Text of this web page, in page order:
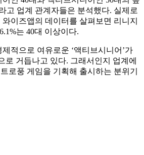
고 업계 관계자들은 분석했다. 실제로
이즈앱의 데이터를 살펴보면 리니지
는 40대 이상이다.
적으로 여유로운 ‘액티브시니어’가
로 거듭나고 있다. 그래서인지 업계에
로풍 게임을 기획해 출시하는 분위기